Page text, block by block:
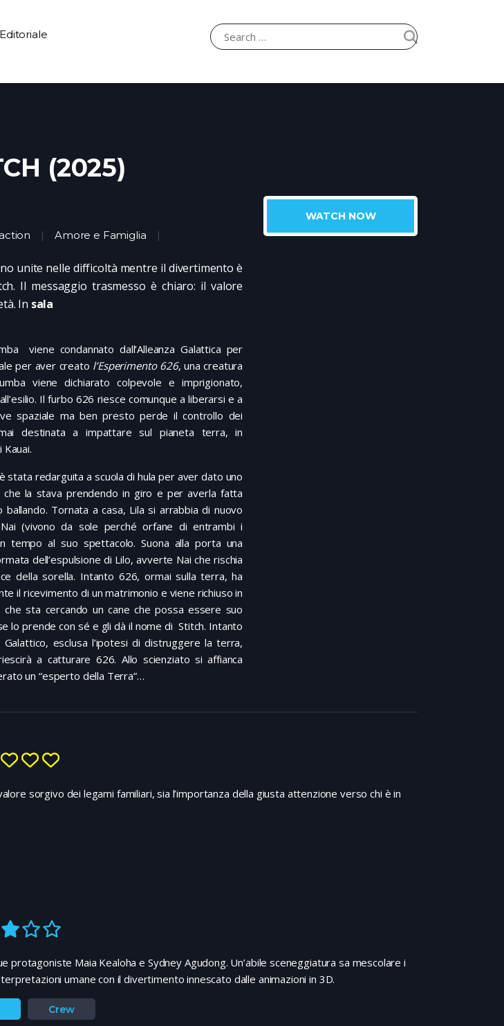
Editoriale
WATCH NOW
(2025)
Amore e Famiglia
unite nelle difficoltà mentre il divertimento è
Il messaggio trasmesso è chiaro: il valore
In sala
viene condannato dall’Alleanza Galattica per
per aver creato l’Esperimento 626, una creatura
viene dichiarato colpevole e imprigionato,
Il furbo 626 riesce comunque a liberarsi e a
spaziale ma ben presto perde il controllo dei
destinata a impattare sul pianeta terra, in
Kauai.
stata redarguita a scuola di hula per aver dato uno
che la stava prendendo in giro e per averla fatta
Tornata a casa, Lila si arrabbia di nuovo
(vivono da sole perché orfane di entrambi i
tempo al suo spettacolo. Suona alla porta una
dell’espulsione di Lilo, avverte Nai che rischia
della sorella. Intanto 626, ormai sulla terra, ha
il ricevimento di un matrimonio e viene richiuso in
sta cercando un cane che possa essere suo
lo prende con sé e gli dà il nome di Stitch. Intanto
esclusa l’ipotesi di distruggere la terra,
a catturare 626. Allo scienziato si affianca
un “esperto della Terra”…
sorgivo dei legami familiari, sia l’importanza della giusta attenzione verso chi è in
Maia Kealoha e Sydney Agudong. Un’abile sceneggiatura sa mescolare i
umane con il divertimento innescato dalle animazioni in 3D.
Crew